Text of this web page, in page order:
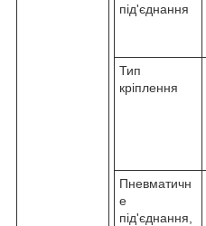
під'єднання
Тип
кріплення
Пневматичн
е
під'єднання,